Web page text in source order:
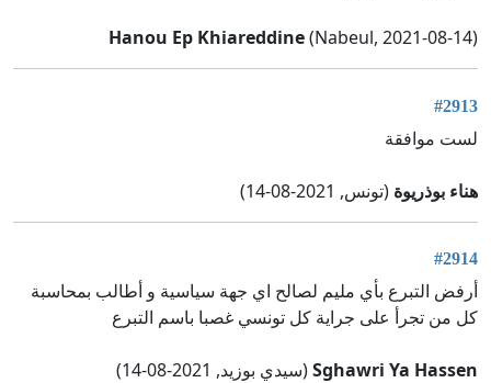
Hanou Ep Khiareddine(Nabeul, 2021-08-14)
#2913
لست موافقة
هناء بوذريوة (تونس, 2021-08-14)
#2914
أرفض التبرع بأي مليم لصالح اي جهة سياسية و أطالب بمحاسبة
كل من تجرأ على جراية كل تونسي غصبا باسم التبرع
Sghawri Ya Hassen(سيدي بوزيد, 2021-08-14)